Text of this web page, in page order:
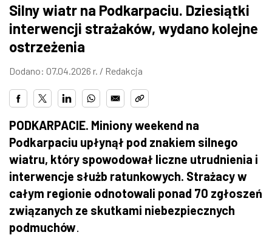
Silny wiatr na Podkarpaciu. Dziesiątki
interwencji strażaków, wydano kolejne
ostrzeżenia
Dodano: 07.04.2026 r. / Redakcja
PODKARPACIE. Miniony weekend na
Podkarpaciu upłynął pod znakiem silnego
wiatru, który spowodował liczne utrudnienia i
interwencje służb ratunkowych. Strażacy w
całym regionie odnotowali ponad 70 zgłoszeń
związanych ze skutkami niebezpiecznych
podmuchów